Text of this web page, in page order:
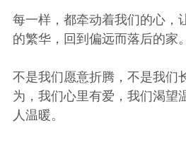
每一样，都牵动着我们的心，
的繁华，回到偏远而落后的家。
不是我们愿意折腾，不是我们
为，我们心里有爱，我们渴望
人温暖。